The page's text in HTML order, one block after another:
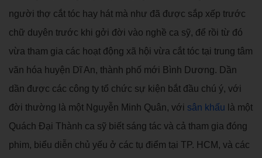
người thợ cắt tóc hay hát mà như đã được sắp xếp trước
chữ duyên trước khi gởi đời vào nghề ca sỹ, để rồi từ đó
vừa tham gia các hoạt động xã hội vừa cắt tóc tại trung tâm
văn hóa huyện Dĩ An, thành phố mới Bình Dương. Dần
dần được các công ty tổ chức sự kiện bắt đầu chú ý, với
đời thường là một Nguyễn Minh Quân, với sân khấu là một
Quách Đại Thành ca sỹ biết sáng tác và cả tham gia đóng
phim, biểu diễn chủ yếu ở các tụ điểm tại TP. HCM, và các